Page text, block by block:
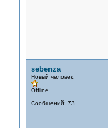
sebenza
Новый человек
Offline
Сообщений: 73